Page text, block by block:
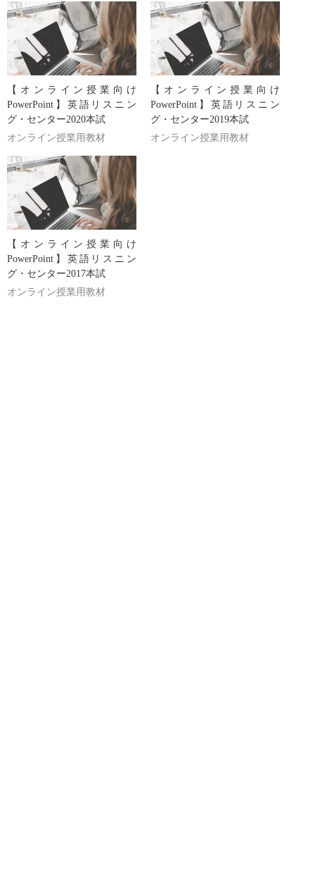
【オンライン授業向け
PowerPoint】英語リスニン
グ・センター2020本試
オンライン授業用教材
【オンライン授業向け
PowerPoint】英語リスニン
グ・センター2019本試
オンライン授業用教材
【オンライン授業向け
PowerPoint】英語リスニン
グ・センター2017本試
オンライン授業用教材